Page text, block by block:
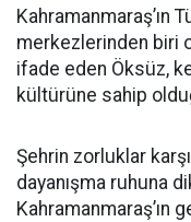
Kahramanmaraş’ın
merkezlerinden biri
ifade eden Öksüz,
kültürüne sahip
Şehrin zorluklar
dayanışma ruhuna